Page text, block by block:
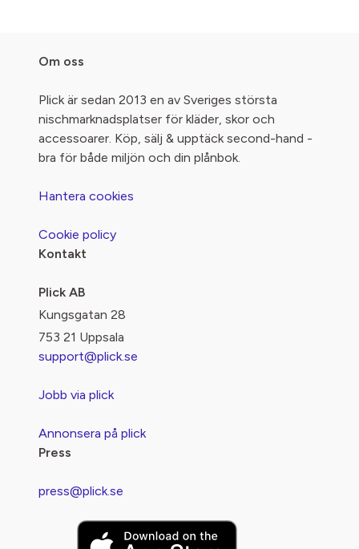
Om oss
Plick är sedan 2013 en av Sveriges största
nischmarknadsplatser för kläder, skor och
accessoarer. Köp, sälj & upptäck second-hand -
bra för både miljön och din plånbok.
Hantera cookies
Cookie policy
Kontakt
Plick AB
Kungsgatan 28
753 21 Uppsala
support@plick.se
Jobb via plick
Annonsera på plick
Press
press@plick.se